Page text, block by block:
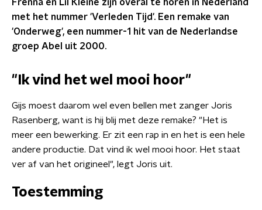
Frenna en Lil Kleine zijn overal te horen in Nederland
met het nummer 'Verleden Tijd'. Een remake van
'Onderweg', een nummer-1 hit van de Nederlandse
groep Abel uit 2000.
"Ik vind het wel mooi hoor"
Gijs moest daarom wel even bellen met zanger Joris
Rasenberg, want is hij blij met deze remake? "Het is
meer een bewerking. Er zit een rap in en het is een hele
andere productie. Dat vind ik wel mooi hoor. Het staat
ver af van het origineel", legt Joris uit.
Toestemming